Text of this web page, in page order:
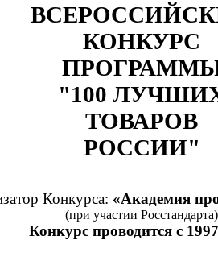
КОНКУРС
"100
ТОВАРОВ
РОССИИ"
Конкурса: «Академия
(при участии Росстандарта)
Конкурс проводится с